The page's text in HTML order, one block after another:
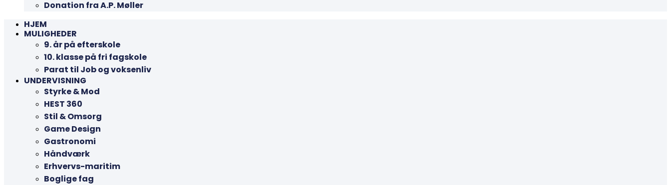
Donation fra A.P. Møller
HJEM
MULIGHEDER
9. år på efterskole
10. klasse på fri fagskole
Parat til Job og voksenliv
UNDERVISNING
Styrke & Mod
HEST 360
Stil & Omsorg
Game Design
Gastronomi
Håndværk
Erhvervs-maritim
Boglige fag